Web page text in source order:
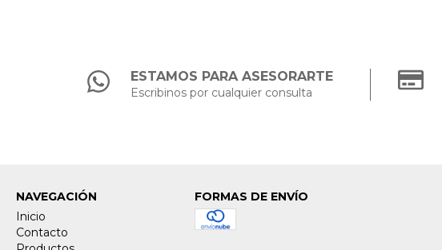
ESTAMOS PARA ASESORARTE
Escribinos por cualquier consulta
NAVEGACIÓN
Inicio
Contacto
FORMAS DE ENVÍO